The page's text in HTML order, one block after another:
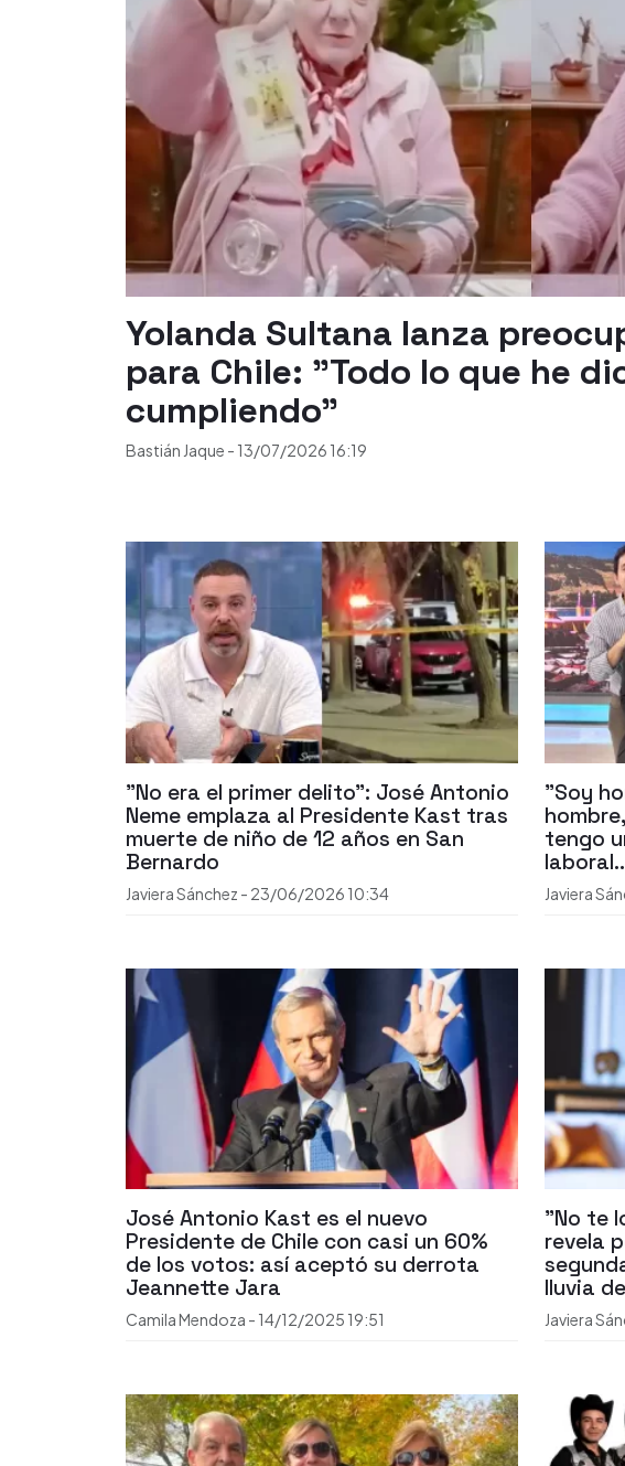
Yolanda Sultana lanza
para Chile: "Todo lo que he
cumpliendo"
Bastián Jaque - 13/07/2026 16:19
"No era el primer delito": José Antonio
Neme emplaza al Presidente Kast tras
muerte de niño de 12 años en San
Bernardo
Javiera Sánchez - 23/06/2026 10:34
"Soy
tengo
Javiera
José Antonio Kast es el nuevo
Presidente de Chile con casi un 60%
de los votos: así aceptó su derrota
Jeannette Jara
Camila Mendoza - 14/12/2025 19:51
"No te
revela
lluvia
Javiera